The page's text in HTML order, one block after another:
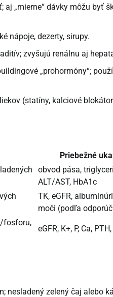
„mierne“ dávky môžu byť
nápoje, dezerty, sirupy.
zvyšujú renálnu aj
„prohormóny“;
(statíny, kalciové
Priebežné
obvod pása,
ALT/AST, HbA1c
TK, eGFR,
moči (podľa
fosforu,
eGFR, K+, P, Ca,
nesladený zelený čaj alebo